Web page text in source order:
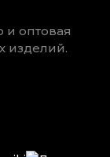
и оптовая
изделий.